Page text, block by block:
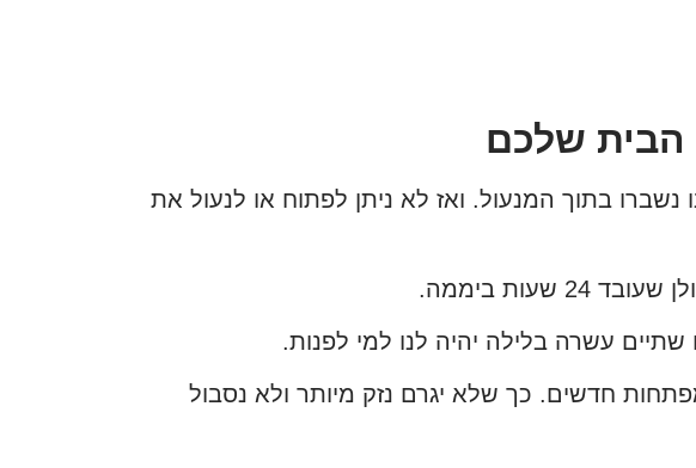
הבית שלכם
בתוך המנעול. ואז לא ניתן לפתוח או לנעול את
ביממה.
עשרה בלילה יהיה לנו למי לפנות.
חדשים. כך שלא יגרם נזק מיותר ולא נסבול